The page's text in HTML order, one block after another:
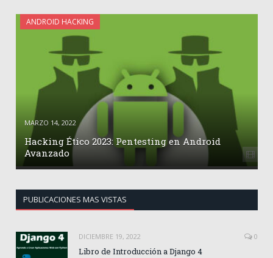
ANDROID HACKING
MARZO 14, 2022
Hacking Ético 2023: Pentesting en Android
Avanzado
PUBLICACIONES MAS VISTAS
DICIEMBRE 19, 2022 0
Libro de Introducción a Django 4